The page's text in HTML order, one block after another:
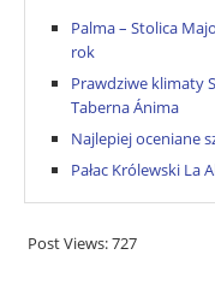
Palma – Stolica
rok
Prawdziwe klimaty
Taberna Ánima
Najlepiej oceniane
Pałac Królewski La
Post Views:727